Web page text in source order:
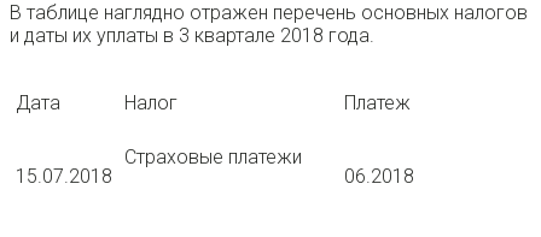
В таблице наглядно отражен перечень основных налогов
и даты их уплаты в 3 квартале 2018 года.
Дата Налог Платеж
15.07.2018
Страховые платежи
06.2018